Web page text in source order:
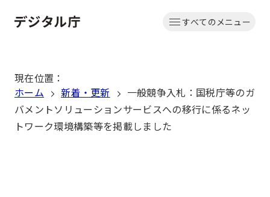
文
動
すべてのメニュー
現在位置 ：
ホーム
新着・更新
一般競争入札：国税庁等のガ
バメントソリューションサービスへの移行に係るネッ
トワーク環境構築等を掲載しました